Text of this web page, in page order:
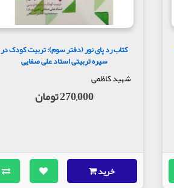
کتاب رد پای نور (دفتر سوم): تربیت کودک در
سیره تربیتی استاد علی صفایی
شهید کاظمی
270,000 تومان
خرید